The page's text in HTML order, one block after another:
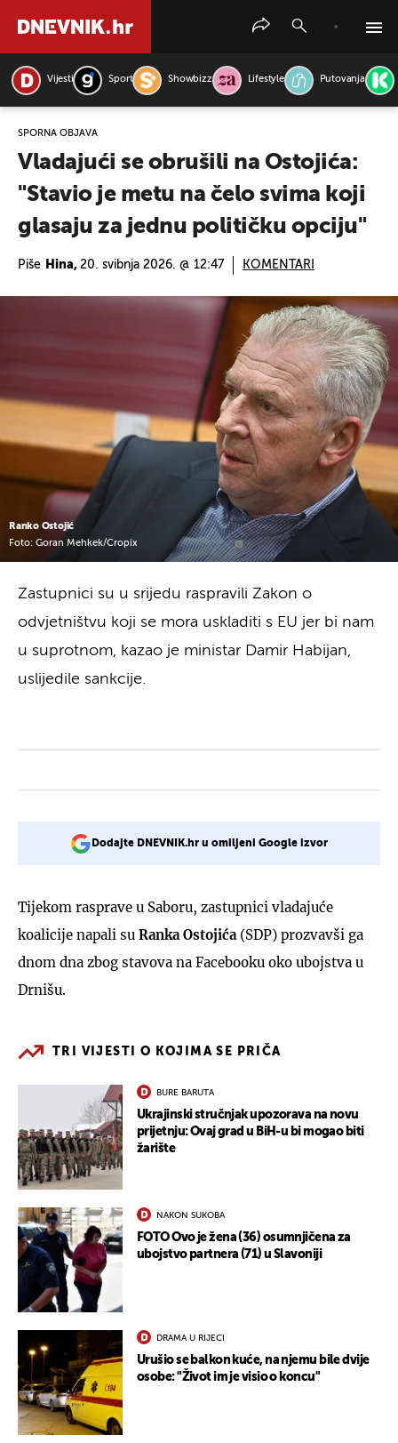
Vijesti Sport Showbizz Lifestyle Putovanja
SPORNA OBJAVA
Vladajući se obrušili na Ostojića:
"Stavio je metu na čelo svima koji
glasaju za jednu političku opciju"
Piše Hina, 20. svibnja 2026. @ 12:47 KOMENTARI
Ranko Ostojić
Foto: Goran Mehkek/Cropix
Zastupnici su u srijedu raspravili Zakon o
odvjetništvu koji se mora uskladiti s EU jer bi nam
u suprotnom, kazao je ministar Damir Habijan,
uslijedile sankcije.
Dodajte DNEVNIK.hr u omiljeni Google izvor
Tijekom rasprave u Saboru, zastupnici vladajuće
koalicije napali su Ranka Ostojića (SDP) prozvavši ga
dnom dna zbog stavova na Facebooku oko ubojstva u
Drnišu.
TRI VIJESTI O KOJIMA SE PRIČA
BURE BARUTA
Ukrajinski stručnjak upozorava na novu
prijetnju: Ovaj grad u BiH-u bi mogao biti
žarište
NAKON SUKOBA
FOTO Ovo je žena (36) osumnjičena za
ubojstvo partnera (71) u Slavoniji
DRAMA U RIJECI
Urušio se balkon kuće, na njemu bile dvije
osobe: "Život im je visio o koncu"
PRETRAŽITE VIJESTI